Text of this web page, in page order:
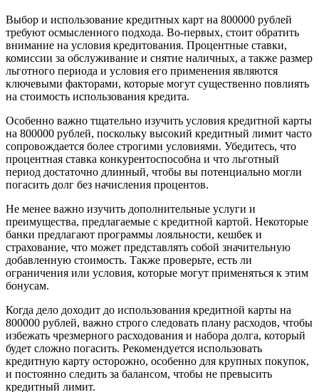
Выбор и использование кредитных карт на 800000 рублей
требуют осмысленного подхода. Во-первых, стоит обратить
внимание на условия кредитования. Процентные ставки,
комиссии за обслуживание и снятие наличных, а также размер
льготного периода и условия его применения являются
ключевыми факторами, которые могут существенно повлиять
на стоимость использования кредита.
Особенно важно тщательно изучить условия кредитной карты
на 800000 рублей, поскольку высокий кредитный лимит часто
сопровождается более строгими условиями. Убедитесь, что
процентная ставка конкурентоспособна и что льготный
период достаточно длинный, чтобы вы потенциально могли
погасить долг без начисления процентов.
Не менее важно изучить дополнительные услуги и
преимущества, предлагаемые с кредитной картой. Некоторые
банки предлагают программы лояльности, кешбек и
страхование, что может представлять собой значительную
добавленную стоимость. Также проверьте, есть ли
ограничения или условия, которые могут применяться к этим
бонусам.
Когда дело доходит до использования кредитной карты на
800000 рублей, важно строго следовать плану расходов, чтобы
избежать чрезмерного расходования и набора долга, который
будет сложно погасить. Рекомендуется использовать
кредитную карту осторожно, особенно для крупных покупок,
и постоянно следить за балансом, чтобы не превысить
кредитный лимит.